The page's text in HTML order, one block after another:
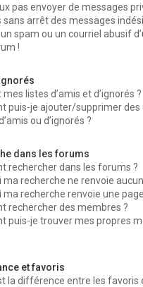
pas envoyer de messages
sans arrêt des messages
un spam ou un courriel abusif
!
listes d’amis et d’ignorés ?
puis-je ajouter/supprimer des
ou d’ignorés ?
dans les forums
rechercher dans les forums ?
ma recherche ne renvoie
ma recherche renvoie une
rechercher des membres ?
puis-je trouver mes propres
et favoris
la différence entre les favoris